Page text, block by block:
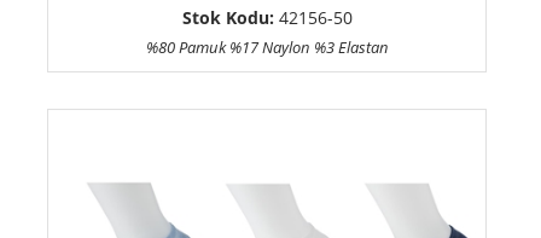
Stok Kodu: 42156-50
%80 Pamuk %17 Naylon %3 Elastan